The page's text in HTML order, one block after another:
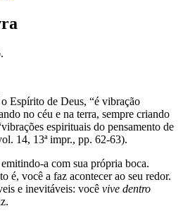
Espírito de Deus, “é vibração
no céu e na terra, sempre criando
espirituais do pensamento de
14, 13ª impr., pp. 62-63).
a com sua própria boca.
é, você a faz acontecer ao seu redor.
e inevitáveis: você vive dentro